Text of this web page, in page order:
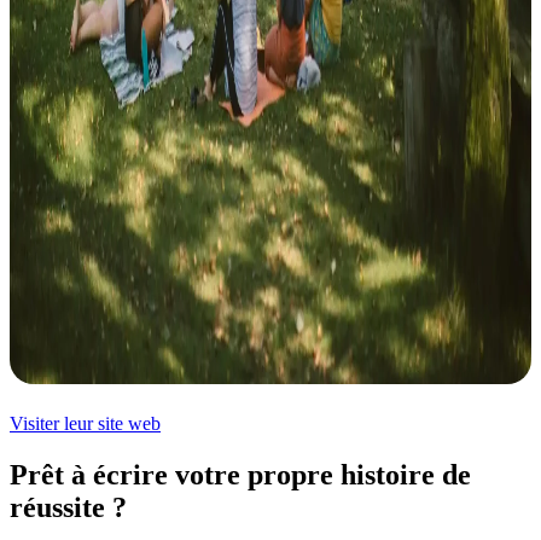
Visiter leur site web
Prêt à écrire votre propre histoire de
réussite ?